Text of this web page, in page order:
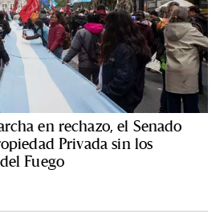
en rechazo, el Senado
Privada sin los
Fuego